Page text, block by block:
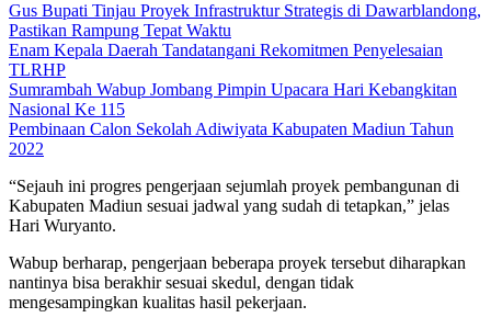
Gus Bupati Tinjau Proyek Infrastruktur Strategis di Dawarblandong,
Pastikan Rampung Tepat Waktu
Enam Kepala Daerah Tandatangani Rekomitmen Penyelesaian
TLRHP
Sumrambah Wabup Jombang Pimpin Upacara Hari Kebangkitan
Nasional Ke 115
Pembinaan Calon Sekolah Adiwiyata Kabupaten Madiun Tahun
2022
“Sejauh ini progres pengerjaan sejumlah proyek pembangunan di
Kabupaten Madiun sesuai jadwal yang sudah di tetapkan,” jelas
Hari Wuryanto.
Wabup berharap, pengerjaan beberapa proyek tersebut diharapkan
nantinya bisa berakhir sesuai skedul, dengan tidak
mengesampingkan kualitas hasil pekerjaan.